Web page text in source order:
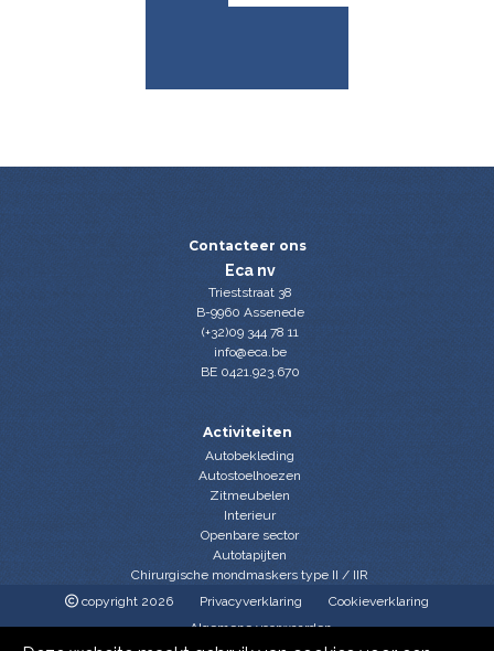
Contacteer ons
Eca nv
Trieststraat 38
B-9960 Assenede
(+32)09 344 78 11
info@eca.be
BE 0421.923.670
Activiteiten
Autobekleding
Autostoelhoezen
Zitmeubelen
Interieur
Openbare sector
Autotapijten
Chirurgische mondmaskers type II / IIR
copyright 2026
Privacyverklaring
Cookieverklaring
Algemene voorwaarden